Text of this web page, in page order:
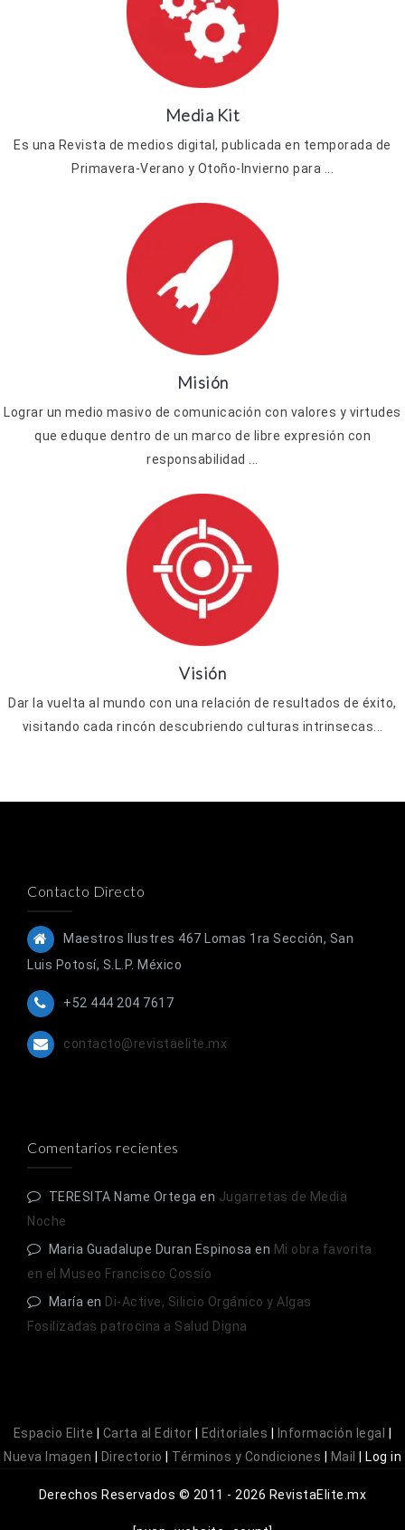
Media Kit
Es una Revista de medios digital, publicada en temporada de
Primavera-Verano y Otoño-Invierno para ...
Misión
Lograr un medio masivo de comunicación con valores y virtudes
que eduque dentro de un marco de libre expresión con
responsabilidad ...
Visión
Dar la vuelta al mundo con una relación de resultados de éxito,
visitando cada rincón descubriendo culturas intrinsecas...
Contacto Directo
Maestros Ilustres 467 Lomas 1ra Sección, San
Luis Potosí, S.L.P. México
+52 444 204 7617
contacto@revistaelite.mx
Comentarios recientes
TERESITA Name Ortega en Jugarretas de Media
Noche
Maria Guadalupe Duran Espinosa en Mi obra favorita
en el Museo Francisco Cossío
María en Di-Active, Silicio Orgánico y Algas
Fosilizadas patrocina a Salud Digna
Espacio Elite Carta al Editor Editoriales Información legal
Nueva Imagen
Directorio Términos y Condiciones Mail Log in
Derechos Reservados © 2011 - 2026 RevistaElite.mx